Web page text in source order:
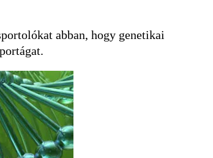
abban, hogy genetikai